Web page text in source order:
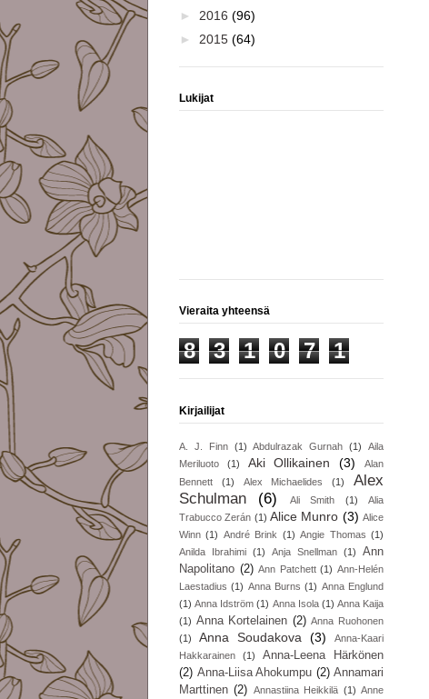
► 2016 (96)
► 2015 (64)
Lukijat
Vieraita yhteensä
8 3 1 0 7 1
Kirjailijat
A. J. Finn (1) Abdulrazak Gurnah (1)
Aila
Meriluoto
(1) Aki Ollikainen (3)
Alan
Bennett
(1) Alex Michaelides (1)
Alex
Schulman
(6) Ali Smith (1)
Alia
Trabucco Zerán (1) Alice Munro (3) Alice
Winn (1) André Brink (1) Angie Thomas (1)
Anilda Ibrahimi (1) Anja Snellman (1)
Ann
Napolitano (2) Ann Patchett (1) Ann-Helén
Laestadius (1) Anna Burns (1) Anna Englund
(1) Anna Idström (1) Anna Isola (1) Anna Kaija
(1) Anna Kortelainen (2) Anna Ruohonen
(1)
Anna Soudakova (3)
Anna-Kaari
Hakkarainen
(1)
Anna-Leena Härkönen
(2) Anna-Liisa Ahokumpu (2) Annamari
Marttinen (2) Annastiina Heikkilä (1) Anne